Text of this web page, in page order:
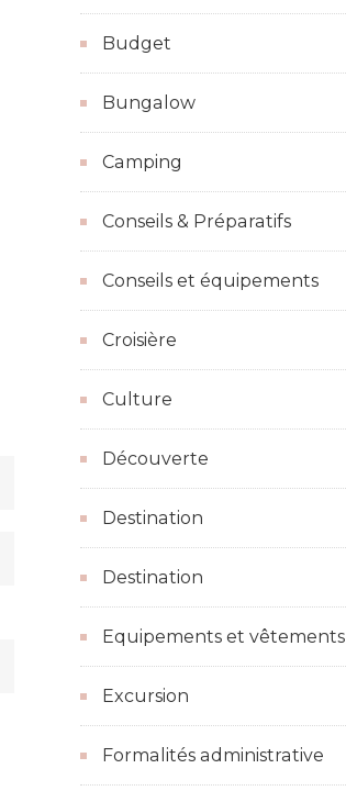
Budget
Bungalow
Camping
Conseils & Préparatifs
Conseils et équipements
Croisière
Culture
Découverte
Destination
Destination
Equipements et vêtements
Excursion
Formalités administrative